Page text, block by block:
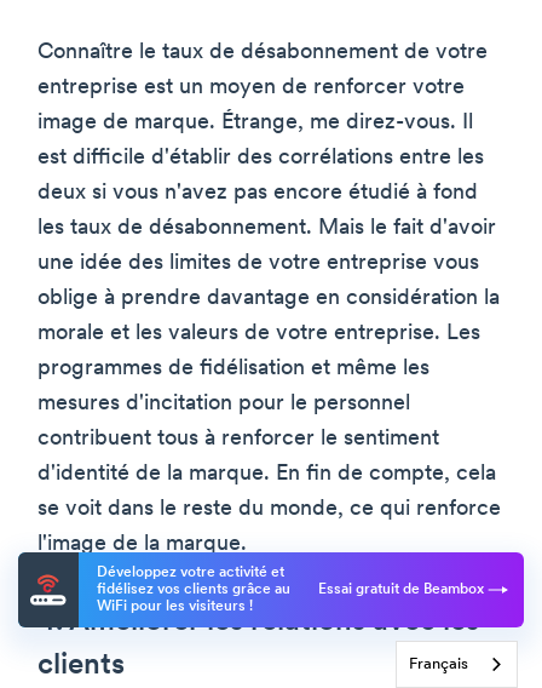
Connaître le taux de désabonnement de votre
entreprise est un moyen de renforcer votre
image de marque. Étrange, me direz-vous. Il
est difficile d'établir des corrélations entre les
deux si vous n'avez pas encore étudié à fond
les taux de désabonnement. Mais le fait d'avoir
une idée des limites de votre entreprise vous
oblige à prendre davantage en considération la
morale et les valeurs de votre entreprise. Les
programmes de fidélisation et même les
mesures d'incitation pour le personnel
contribuent tous à renforcer le sentiment
d'identité de la marque. En fin de compte, cela
se voit dans le reste du monde, ce qui renforce
l'image de la marque.
4. Améliorer les relations avec les
clients
Développez votre activité et
fidélisez vos clients grâce au
WiFi pour les visiteurs !
Essai gratuit de Beambox
Français